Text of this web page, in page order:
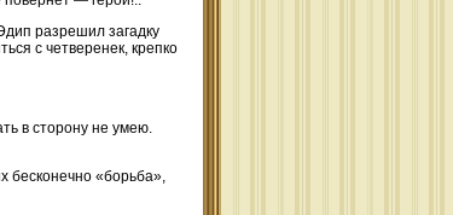
разрешил загадку
с четверенек, крепко
в сторону не умею.
бесконечно «борьба»,